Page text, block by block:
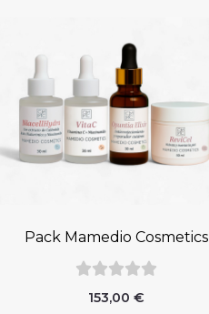
Pack Mamedio Cosmetics
153,00 €